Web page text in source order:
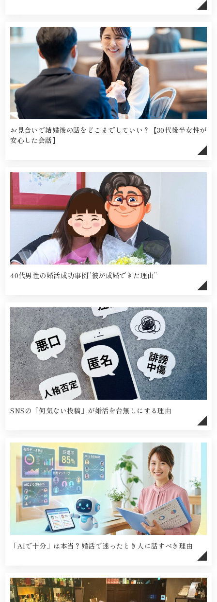
お見合いで結婚後の話をどこまでしていい？【30代後半女性が
安心した会話】
40代男性の婚活成功事例”彼が成婚できた理由”
SNSの「何気ない投稿」が婚活を台無しにする理由
「AIで十分」は本当？婚活で迷ったとき人に話すべき理由